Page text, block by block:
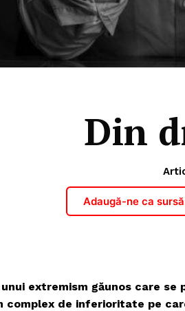
Din
Adaugă-ne ca
extremism găunos care
complex de inferioritate pe